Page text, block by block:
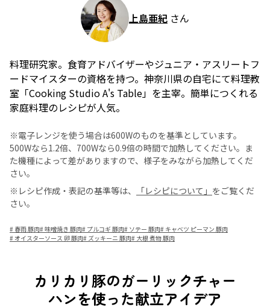
上島亜紀 さん
料理研究家。食育アドバイザーやジュニア・アスリートフ
ードマイスターの資格を持つ。神奈川県の自宅にて料理教
室「Cooking Studio A's Table」を主宰。簡単につくれる
家庭料理のレシピが人気。
※電子レンジを使う場合は600Wのものを基準としています。
500Wなら1.2倍、700Wなら0.9倍の時間で加熱してください。ま
た機種によって差がありますので、様子をみながら加熱してくだ
さい。
※レシピ作成・表記の基準等は、
「レシピについて」 をご覧くだ
さい。
# 春雨 豚肉#味噌焼き 豚肉# プルコギ 豚肉# ソテー 豚肉# キャベツ ピーマン 豚肉
#オイスターソース 卵 豚肉# ズッキーニ 豚肉# 大根 煮物 豚肉
カリカリ豚のガーリックチャー
ハンを使った献立アイデア